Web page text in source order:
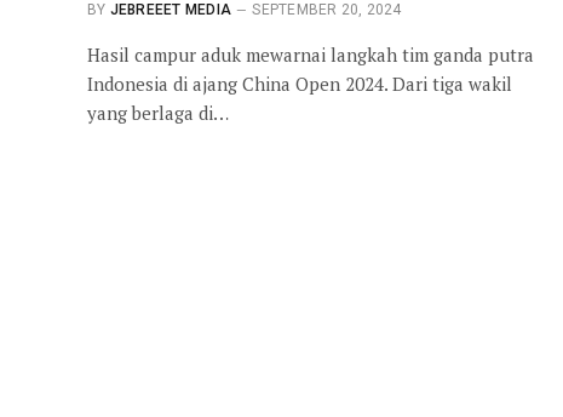
BY JEBREEET MEDIA SEPTEMBER 20, 2024
Hasil campur aduk mewarnai langkah tim ganda putra
Indonesia di ajang China Open 2024. Dari tiga wakil
yang berlaga di…